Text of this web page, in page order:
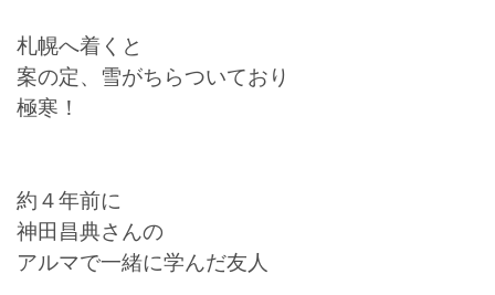
札幌へ着くと
案の定、雪がちらついており
極寒！
約４年前に
神田昌典さんの
アルマで一緒に学んだ友人